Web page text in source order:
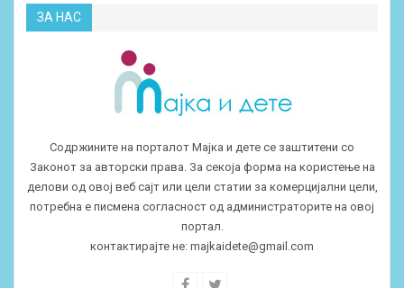
ЗА НАС
Содржините на порталот Мајка и дете се заштитени со
Законот за авторски права. За секоја форма на користење на
делови од овој веб сајт или цели статии за комерцијални цели,
потребна е писмена согласност од администраторите на овој
портал.
контактирајте не: majkaidete@gmail.com